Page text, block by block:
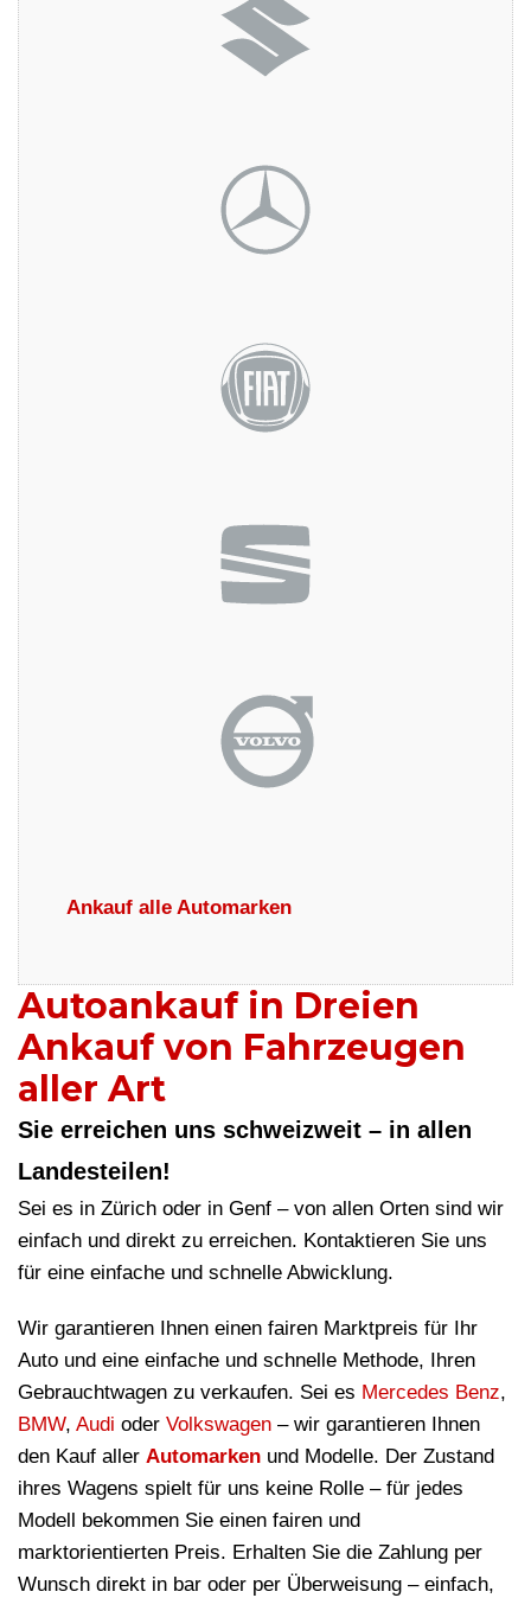
Ankauf alle Automarken
Autoankauf in Dreien
Ankauf von Fahrzeugen
aller Art
Sie erreichen uns schweizweit – in allen
Landesteilen!
Sei es in Zürich oder in Genf – von allen Orten sind wir
einfach und direkt zu erreichen. Kontaktieren Sie uns
für eine einfache und schnelle Abwicklung.
Wir garantieren Ihnen einen fairen Marktpreis für Ihr
Auto und eine einfache und schnelle Methode, Ihren
Gebrauchtwagen zu verkaufen. Sei es Mercedes Benz,
BMW, Audi oder Volkswagen – wir garantieren Ihnen
den Kauf aller Automarken und Modelle. Der Zustand
ihres Wagens spielt für uns keine Rolle – für jedes
Modell bekommen Sie einen fairen und
marktorientierten Preis. Erhalten Sie die Zahlung per
Wunsch direkt in bar oder per Überweisung – einfach,